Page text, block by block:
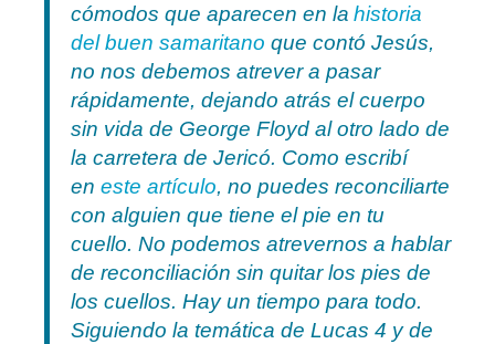
cómodos que aparecen en la historia
del buen samaritano que contó Jesús,
no nos debemos atrever a pasar
rápidamente, dejando atrás el cuerpo
sin vida de George Floyd al otro lado de
la carretera de Jericó. Como escribí
en este artículo, no puedes reconciliarte
con alguien que tiene el pie en tu
cuello. No podemos atrevernos a hablar
de reconciliación sin quitar los pies de
los cuellos. Hay un tiempo para todo.
Siguiendo la temática de Lucas 4 y de